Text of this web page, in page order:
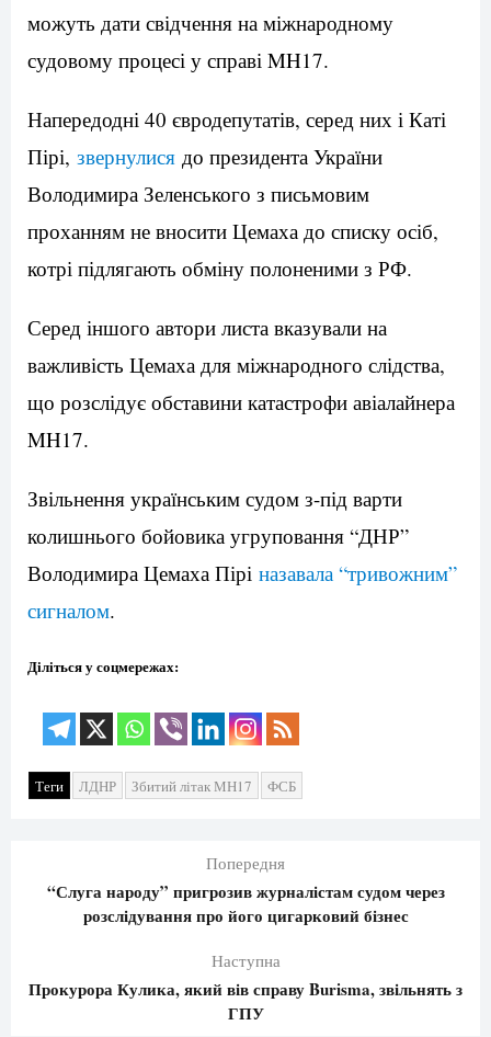
можуть дати свідчення на міжнародному
судовому процесі у справі MH17.
Напередодні 40 євродепутатів, серед них і Каті
Пірі, звернулися до президента України
Володимира Зеленського з письмовим
проханням не вносити Цемаха до списку осіб,
котрі підлягають обміну полоненими з РФ.
Серед іншого автори листа вказували на
важливість Цемаха для міжнародного слідства,
що розслідує обставини катастрофи авіалайнера
MH17.
Звільнення українським судом з-під варти
колишнього бойовика угруповання “ДНР”
Володимира Цемаха Пірі назавала “тривожним”
сигналом.
Діліться у соцмережах:
Теги ЛДНР Збитий літак МН17 ФСБ
Попередня
“Слуга народу” пригрозив журналістам судом через
розслідування про його цигарковий бізнес
Наступна
Прокурора Кулика, який вів справу Burisma, звільнять з
ГПУ